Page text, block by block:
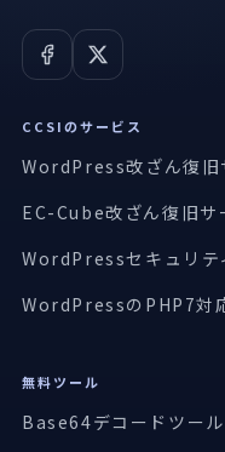
CCSIのサービス
WordPress改ざん復旧
EC-Cube改ざん復旧サ
WordPressセキュリテ
WordPressのPHP7対
無料ツール
Base64デコードツール